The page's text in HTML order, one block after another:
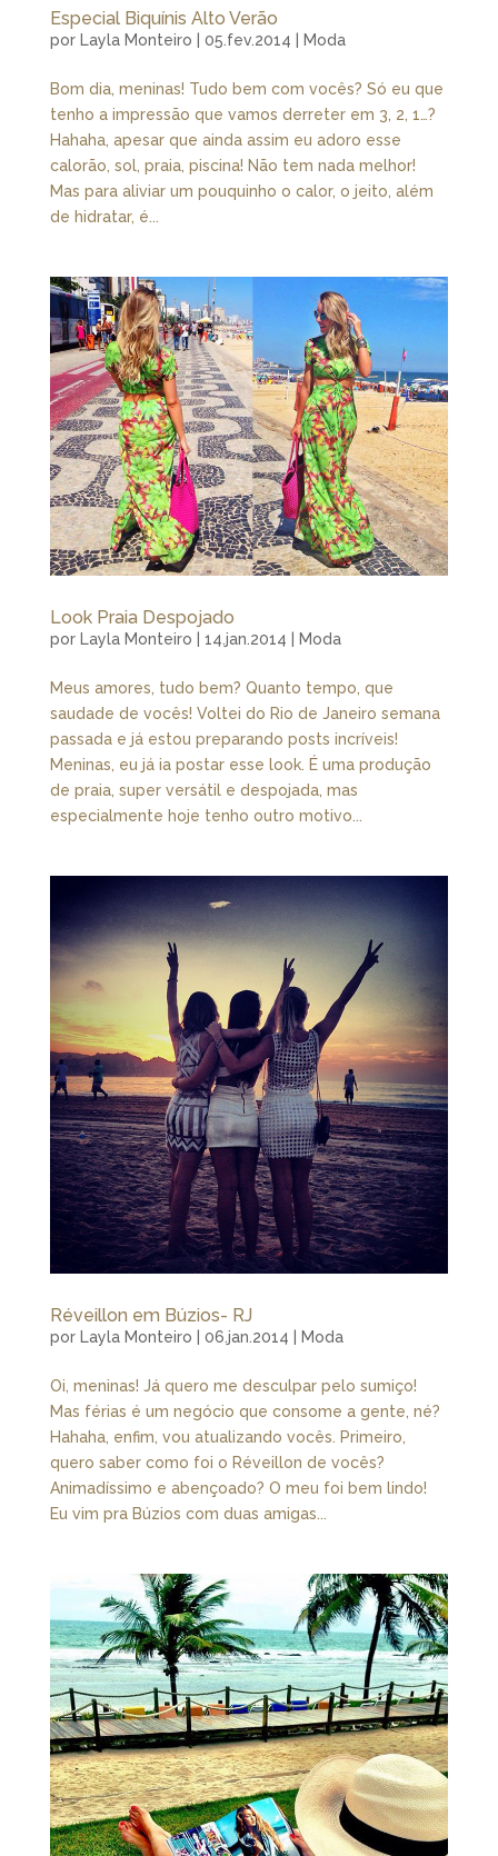
Especial Biquínis Alto Verão
por Layla Monteiro 05.fev.2014 Moda
Bom dia, meninas! Tudo bem com vocês? Só eu que
tenho a impressão que vamos derreter em 3, 2, 1…?
Hahaha, apesar que ainda assim eu adoro esse
calorão, sol, praia, piscina! Não tem nada melhor!
Mas para aliviar um pouquinho o calor, o jeito, além
de hidratar, é...
Look Praia Despojado
por Layla Monteiro | 14.jan.2014 | Moda
Meus amores, tudo bem? Quanto tempo, que
saudade de vocês! Voltei do Rio de Janeiro semana
passada e já estou preparando posts incríveis!
Meninas, eu já ia postar esse look. É uma produção
de praia, super versátil e despojada, mas
especialmente hoje tenho outro motivo...
Réveillon em Búzios- RJ
por Layla Monteiro 06.jan.2014 Moda
Oi, meninas! Já quero me desculpar pelo sumiço!
Mas férias é um negócio que consome a gente, né?
Hahaha, enfim, vou atualizando vocês. Primeiro,
quero saber como foi o Réveillon de vocês?
Animadíssimo e abençoado? O meu foi bem lindo!
Eu vim pra Búzios com duas amigas...